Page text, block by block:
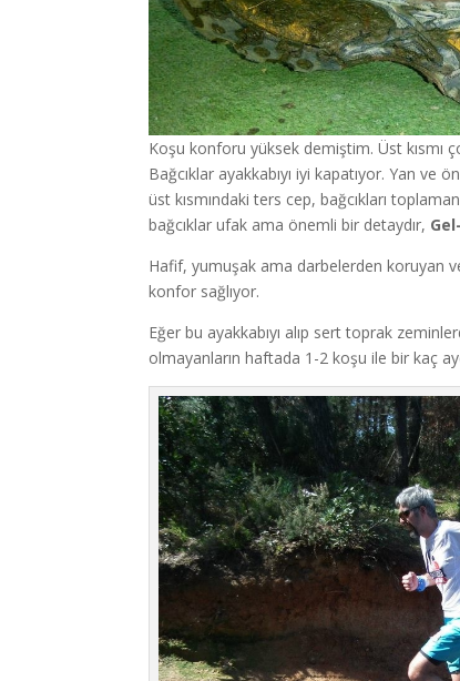
Koşu konforu yüksek demiştim. Üst kısmı
Bağcıklar ayakkabıyı iyi kapatıyor. Yan ve
üst kısmındaki ters cep, bağcıkları
bağcıklar ufak ama önemli bir detaydır,
Hafif, yumuşak ama darbelerden koruyan
konfor sağlıyor.
Eğer bu ayakkabıyı alıp sert toprak
olmayanların haftada 1-2 koşu ile bir kaç